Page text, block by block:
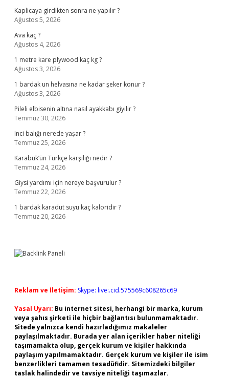
Kaplicaya girdikten sonra ne yapılır ?
Ağustos 5, 2026
Ava kaç ?
Ağustos 4, 2026
1 metre kare plywood kaç kg ?
Ağustos 3, 2026
1 bardak un helvasına ne kadar şeker konur ?
Ağustos 3, 2026
Pileli elbisenin altına nasıl ayakkabı giyilir ?
Temmuz 30, 2026
Inci balığı nerede yaşar ?
Temmuz 25, 2026
Karabük’ün Türkçe karşılığı nedir ?
Temmuz 24, 2026
Giysi yardımı için nereye başvurulur ?
Temmuz 22, 2026
1 bardak karadut suyu kaç kaloridir ?
Temmuz 20, 2026
Reklam ve İletişim: Skype: live:.cid.575569c608265c69
Yasal Uyarı: Bu internet sitesi, herhangi bir marka, kurum
veya şahıs şirketi ile hiçbir bağlantısı bulunmamaktadır.
Sitede yalnızca kendi hazırladığımız makaleler
paylaşılmaktadır. Burada yer alan içerikler haber niteliği
taşımamakta olup, gerçek kurum ve kişiler hakkında
paylaşım yapılmamaktadır. Gerçek kurum ve kişiler ile isim
benzerlikleri tamamen tesadüfidir. Sitemizdeki bilgiler
taslak halindedir ve tavsiye niteliği taşımazlar.